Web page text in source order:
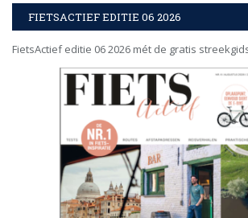
FIETSACTIEF EDITIE 06 2026
FietsActief editie 06 2026 mét de gratis